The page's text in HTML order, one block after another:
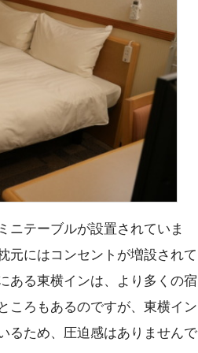
ニテーブルが設置されていま
元にはコンセントが増設されて
ある東横インは、より多くの宿
ころもあるのですが、東横イン
るため、圧迫感はありませんで